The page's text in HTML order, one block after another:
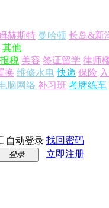
赫斯特 曼哈顿 长岛&新
其他
报税 美容 签证留学 律师
换 维修水电 快递 保险
脑网络 补习班 考牌练车
自动登录 找回密码
登录
立即注册